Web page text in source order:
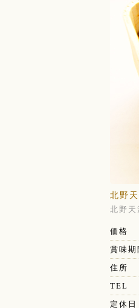
北野
北野天
価格
賞味期
住所
TEL
定休日